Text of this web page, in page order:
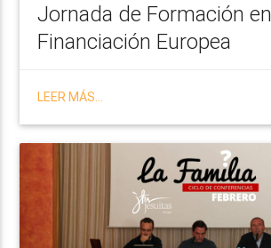
Jornada de Formación en
Financiación Europea
LEER MÁS...